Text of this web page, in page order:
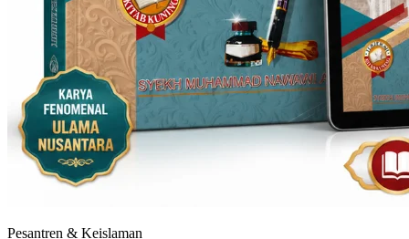
Pesantren & Keislaman